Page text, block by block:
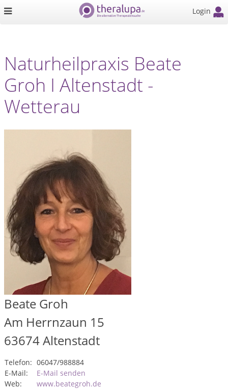
Login
Naturheilpraxis Beate
Groh I Altenstadt -
Wetterau
Beate Groh
Am Herrnzaun 15
63674Altenstadt
Telefon: 06047/988884
E-Mail:
E-Mail senden
Web:
www.beategroh.de